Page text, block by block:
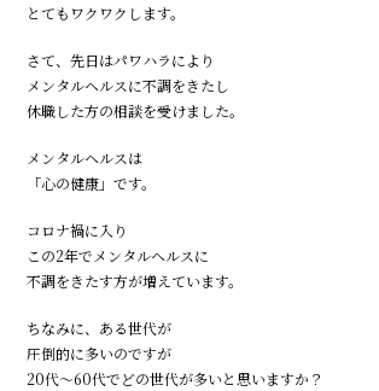
とてもワクワクします。
さて、先日はパワハラにより
メンタルヘルスに不調をきたし
休職した方の相談を受けました。
メンタルヘルスは
「心の健康」です。
コロナ禍に入り
この2年でメンタルヘルスに
不調をきたす方が増えています。
ちなみに、ある世代が
圧倒的に多いのですが
20代～60代でどの世代が多いと思いますか？